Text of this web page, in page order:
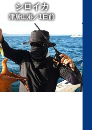
シロイカ
津居山港／1日前